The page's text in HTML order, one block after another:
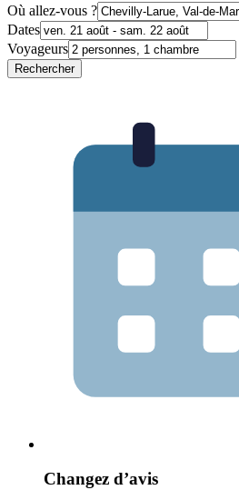
Où allez-vous ?
Dates
Voyageurs
Rechercher
Changez d’avis